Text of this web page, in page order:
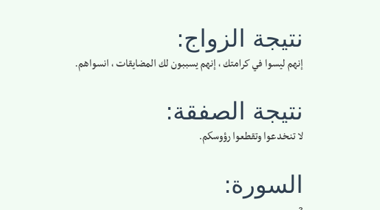
نتيجة الزواج:
إنهم ليسوا في كرامتك ، إنهم يسببون لك المضايقات ، انسواهم.
نتيجة الصفقة:
لا تنخدعوا وتقطعوا رؤوسكم.
السورة: